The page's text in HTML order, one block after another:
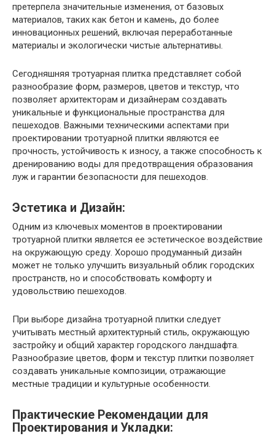
претерпела значительные изменения, от базовых
материалов, таких как бетон и камень, до более
инновационных решений, включая переработанные
материалы и экологически чистые альтернативы.
Сегодняшняя тротуарная плитка представляет собой
разнообразие форм, размеров, цветов и текстур, что
позволяет архитекторам и дизайнерам создавать
уникальные и функциональные пространства для
пешеходов. Важными техническими аспектами при
проектировании тротуарной плитки являются ее
прочность, устойчивость к износу, а также способность к
дренированию воды для предотвращения образования
луж и гарантии безопасности для пешеходов.
Эстетика и Дизайн:
Одним из ключевых моментов в проектировании
тротуарной плитки является ее эстетическое воздействие
на окружающую среду. Хорошо продуманный дизайн
может не только улучшить визуальный облик городских
пространств, но и способствовать комфорту и
удовольствию пешеходов.
При выборе дизайна тротуарной плитки следует
учитывать местный архитектурный стиль, окружающую
застройку и общий характер городского ландшафта.
Разнообразие цветов, форм и текстур плитки позволяет
создавать уникальные композиции, отражающие
местные традиции и культурные особенности.
Практические Рекомендации для
Проектирования и Укладки: